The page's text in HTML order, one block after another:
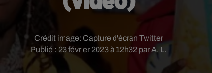
Publié : 23 février 2023 à 12h32 par A. L.
Crédit image: Capture d'écran Twitter